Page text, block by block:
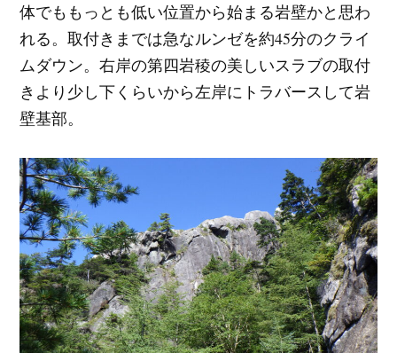
体でももっとも低い位置から始まる岩壁かと思わ
れる。取付きまでは急なルンゼを約45分のクライ
ムダウン。右岸の第四岩稜の美しいスラブの取付
きより少し下くらいから左岸にトラバースして岩
壁基部。